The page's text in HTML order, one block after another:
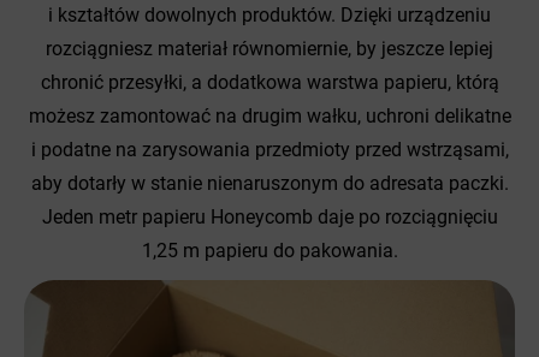
i kształtów dowolnych produktów. Dzięki urządzeniu
rozciągniesz materiał równomiernie, by jeszcze lepiej
chronić przesyłki, a dodatkowa warstwa papieru, którą
możesz zamontować na drugim wałku, uchroni delikatne
i podatne na zarysowania przedmioty przed wstrząsami,
aby dotarły w stanie nienaruszonym do adresata paczki.
Jeden metr papieru Honeycomb daje po rozciągnięciu
1,25 m papieru do pakowania.